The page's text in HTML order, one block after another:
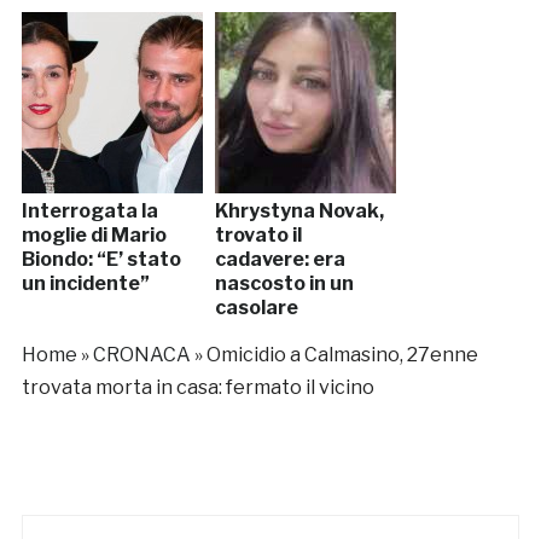
Interrogata la
moglie di Mario
Biondo: “E’ stato
un incidente”
Khrystyna Novak,
trovato il
cadavere: era
nascosto in un
casolare
Home »CRONACA »Omicidio a Calmasino, 27enne
trovata morta in casa: fermato il vicino